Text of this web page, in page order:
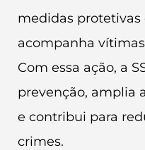
medidas protetivas
acompanha
Com essa ação, a
prevenção, amplia
e contribui para
crimes.